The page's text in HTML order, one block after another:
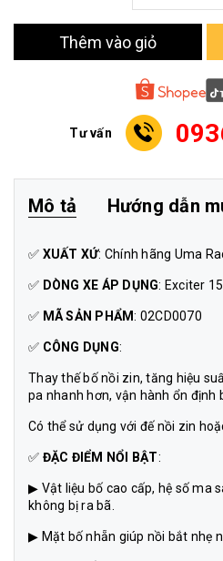
Thêm vào giỏ
Tư vấn
Mô tả Hướng dẫn
✅ XUẤT XỨ: Chính hãng Uma
✅ DÒNG XE ÁP DỤNG: Exciter
✅ MÃ SẢN PHẨM: 02CD0070
✅ CÔNG DỤNG:
Thay thế bố nồi zin, tăng hiệu
pa nhanh hơn, vận hành ổn định
Có thể sử dụng với đế nồi zin
✅ ĐẶC ĐIỂM NỔI BẬT:
▶ Vật liệu bố cao cấp, hệ số ma
không bị ra bã.
▶ Mặt bố nhẵn giúp nồi bắt nhẹ